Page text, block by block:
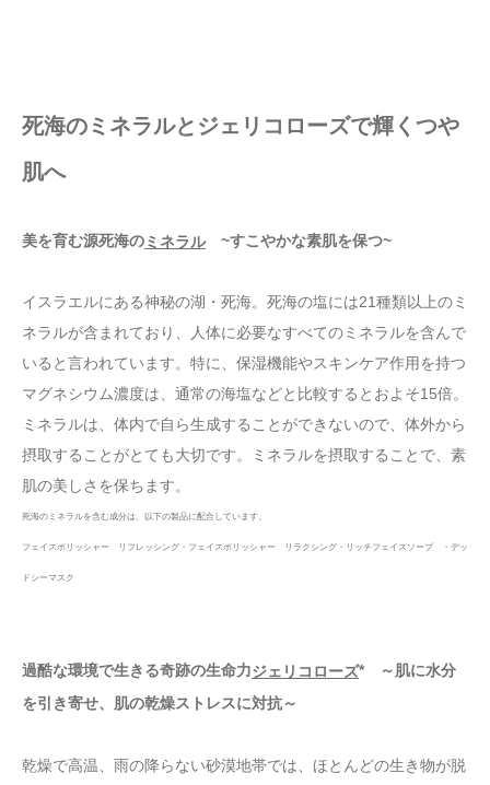
死海のミネラルとジェリコローズで輝くつや
肌へ
美を育む源死海のミネラル~すこやかな素肌を保つ~
イスラエルにある神秘の湖・死海。死海の塩には21種類以上のミ
ネラルが含まれており、人体に必要なすべてのミネラルを含んで
いると言われています。特に、保湿機能やスキンケア作用を持つ
マグネシウム濃度は、通常の海塩などと比較するとおよそ15倍。
ミネラルは、体内で自ら生成することができないので、体外から
摂取することがとても大切です。ミネラルを摂取することで、素
肌の美しさを保ちます。
死海のミネラルを含む成分は、以下の製品に配合しています。
フェイスポリッシャー リフレッシング・フェイスポリッシャー リラクシング・リッチフェイスソープ ・デッ
ドシーマスク
過酷な環境で生きる奇跡の生命力ジェリコローズ* ～肌に水分
を引き寄せ、肌の乾燥ストレスに対抗～
乾燥で高温、雨の降らない砂漠地帯では、ほとんどの生き物が脱